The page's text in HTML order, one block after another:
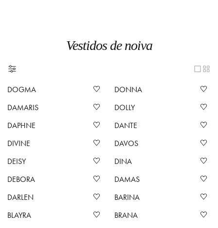
Vestidos de noiva
DOGMA
DONNA
DAMARIS
DOLLY
DAPHNE
DANTE
DIVINE
DAVOS
DEISY
DINA
DEBORA
DAMAS
DARLEN
BARINA
BLAYRA
BRANA